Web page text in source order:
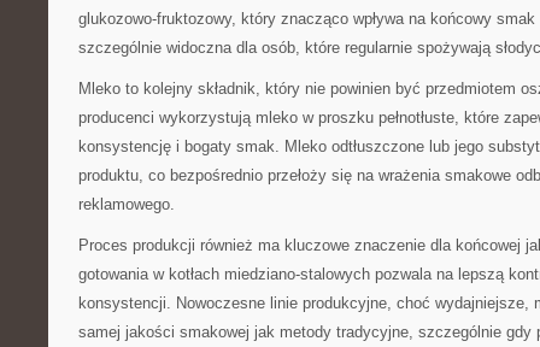
glukozowo-fruktozowy, który znacząco wpływa na końcowy
szczególnie widoczna dla osób, które regularnie spożywają
Mleko to kolejny składnik, który nie powinien być przedmiotem
producenci wykorzystują mleko w proszku pełnotłuste, które
konsystencję i bogaty smak. Mleko odtłuszczone lub jego
produktu, co bezpośrednio przełoży się na wrażenia smakowe
reklamowego.
Proces produkcji również ma kluczowe znaczenie dla końcowej
gotowania w kotłach miedziano-stalowych pozwala na lepszą
konsystencji. Nowoczesne linie produkcyjne, choć wydajniejsze,
samej jakości smakowej jak metody tradycyjne, szczególnie gdy